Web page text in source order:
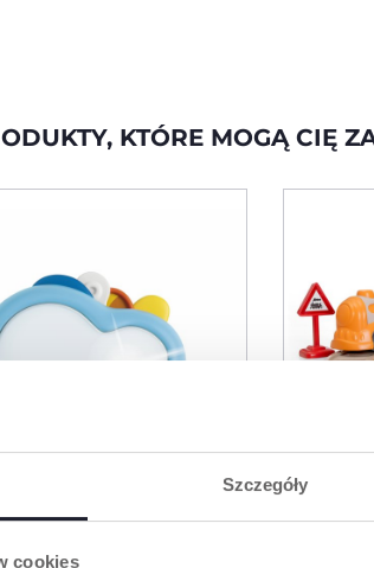
Szczegóły
cookies
KTÓRE MOGĄ CIĘ